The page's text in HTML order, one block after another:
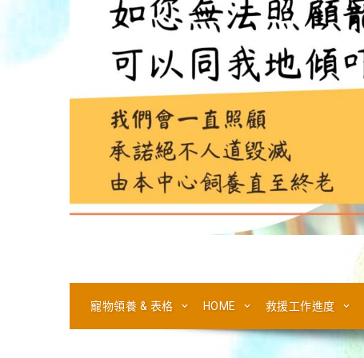
寵物領養 & 表格 HOME 救援工作進度